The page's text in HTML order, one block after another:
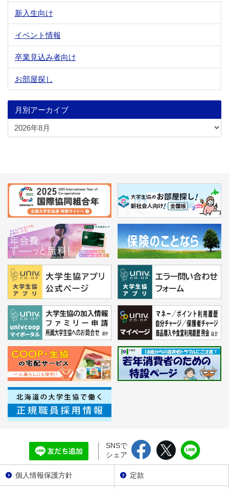
新入生向け
イベント情報
卒業見込み者向け
お部屋探し
月別アーカイブ
SNSで
シェア
個人情報保護方針
定款